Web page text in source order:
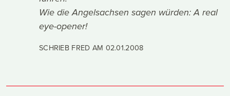
Wie die Angelsachsen sagen würden: A real
eye-opener!
SCHRIEB FRED AM 02.01.2008